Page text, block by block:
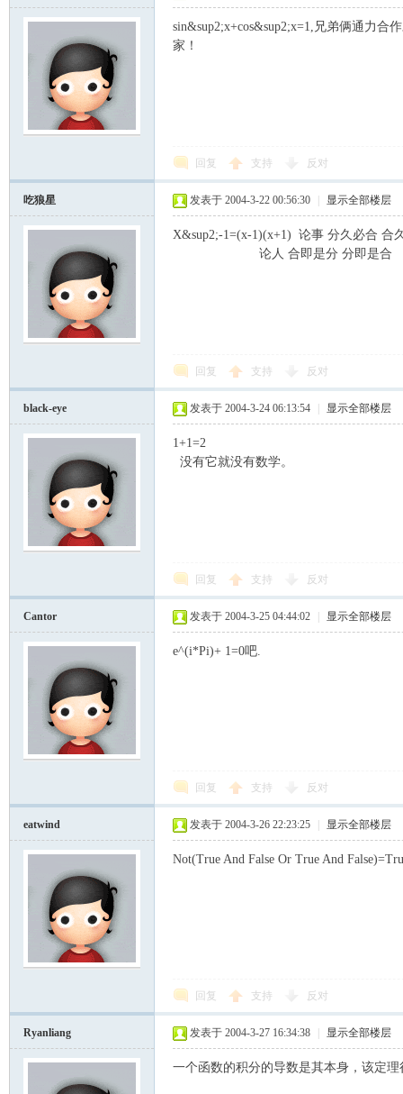
sin&sup2;x+cos&sup2;x=1,兄弟俩通力
家！
回复 支持 反对
吃狼星 发表于 2004-3-22 00:56:30 显示全部楼层
X&sup2;-1=(x-1)(x+1) 论事 分久必合 合
论人 合即是分 分即是合
回复 支持 反对
black-eye 发表于 2004-3-24 06:13:54 显示全部楼层
1+1=2
没有它就没有数学。
回复 支持 反对
Cantor 发表于 2004-3-25 04:44:02 显示全部楼层
e^(i*Pi)+ 1=0吧.
回复 支持 反对
eatwind 发表于 2004-3-26 22:23:25 显示全部楼层
Not(True And False Or True And
回复 支持 反对
Ryanliang 发表于 2004-3-27 16:34:38 显示全部楼层
一个函数的积分的导数是其本身，该定理